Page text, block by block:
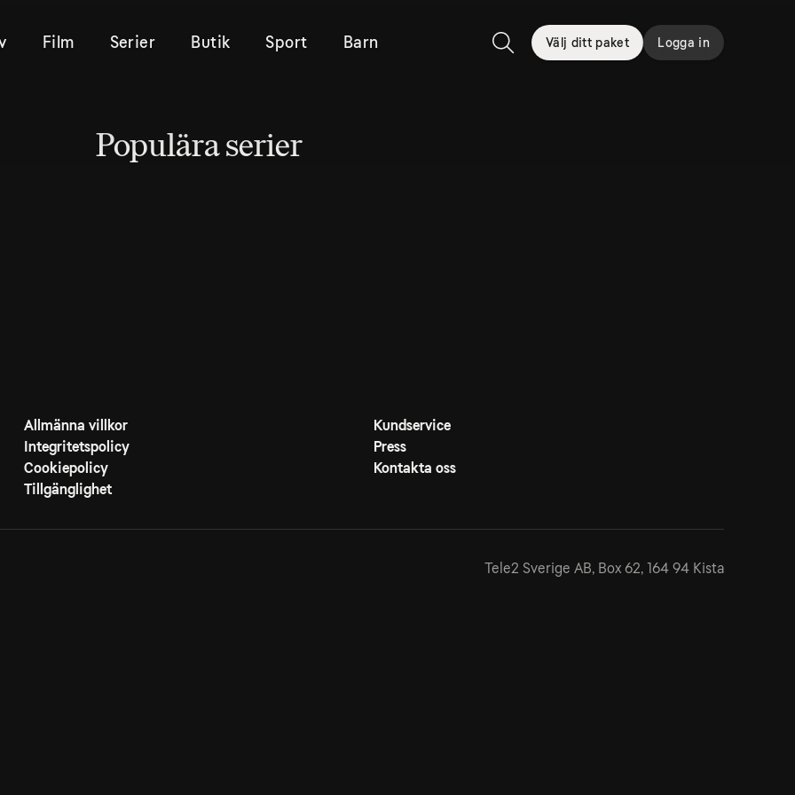
Film Serier Butik Sport Barn
Sök
Välj ditt paket Logga in
Populära serier
Allmänna villkor
Integritetspolicy
Cookiepolicy
Tillgänglighet
Kundservice
Press
Kontakta oss
Tele2 Sverige AB, Box 62, 164 94 Kista